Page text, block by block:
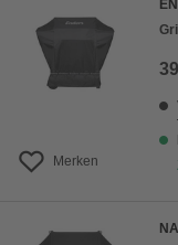
Merken